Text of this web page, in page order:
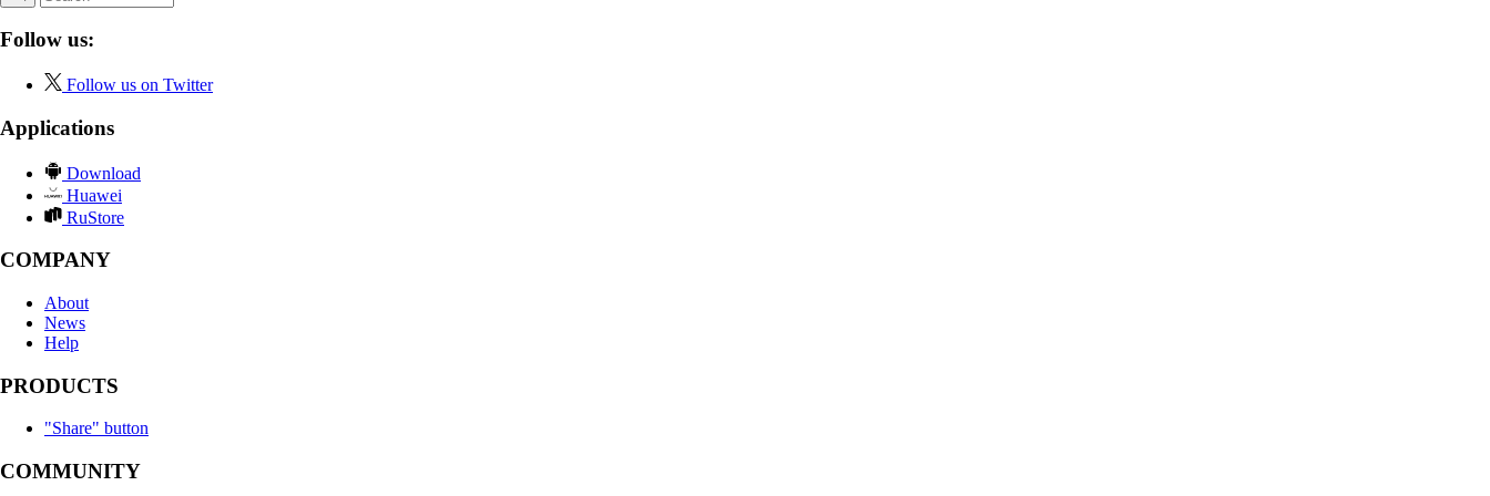
Follow us:
Follow us on Twitter
Applications
Download
Huawei
RuStore
COMPANY
About
News
Help
PRODUCTS
"Share" button
COMMUNITY